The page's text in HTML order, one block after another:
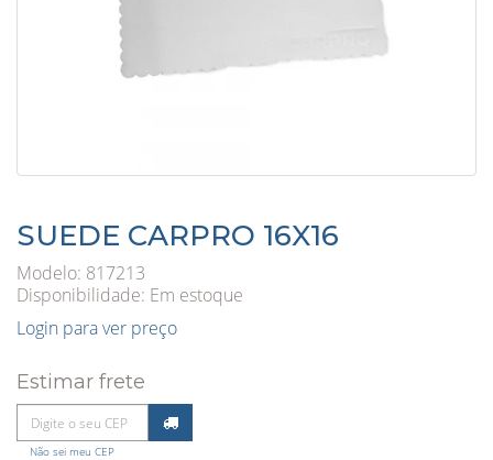
SUEDE CARPRO 16X16
Modelo: 817213
Disponibilidade: Em estoque
Login para ver preço
Estimar frete
Não sei meu CEP